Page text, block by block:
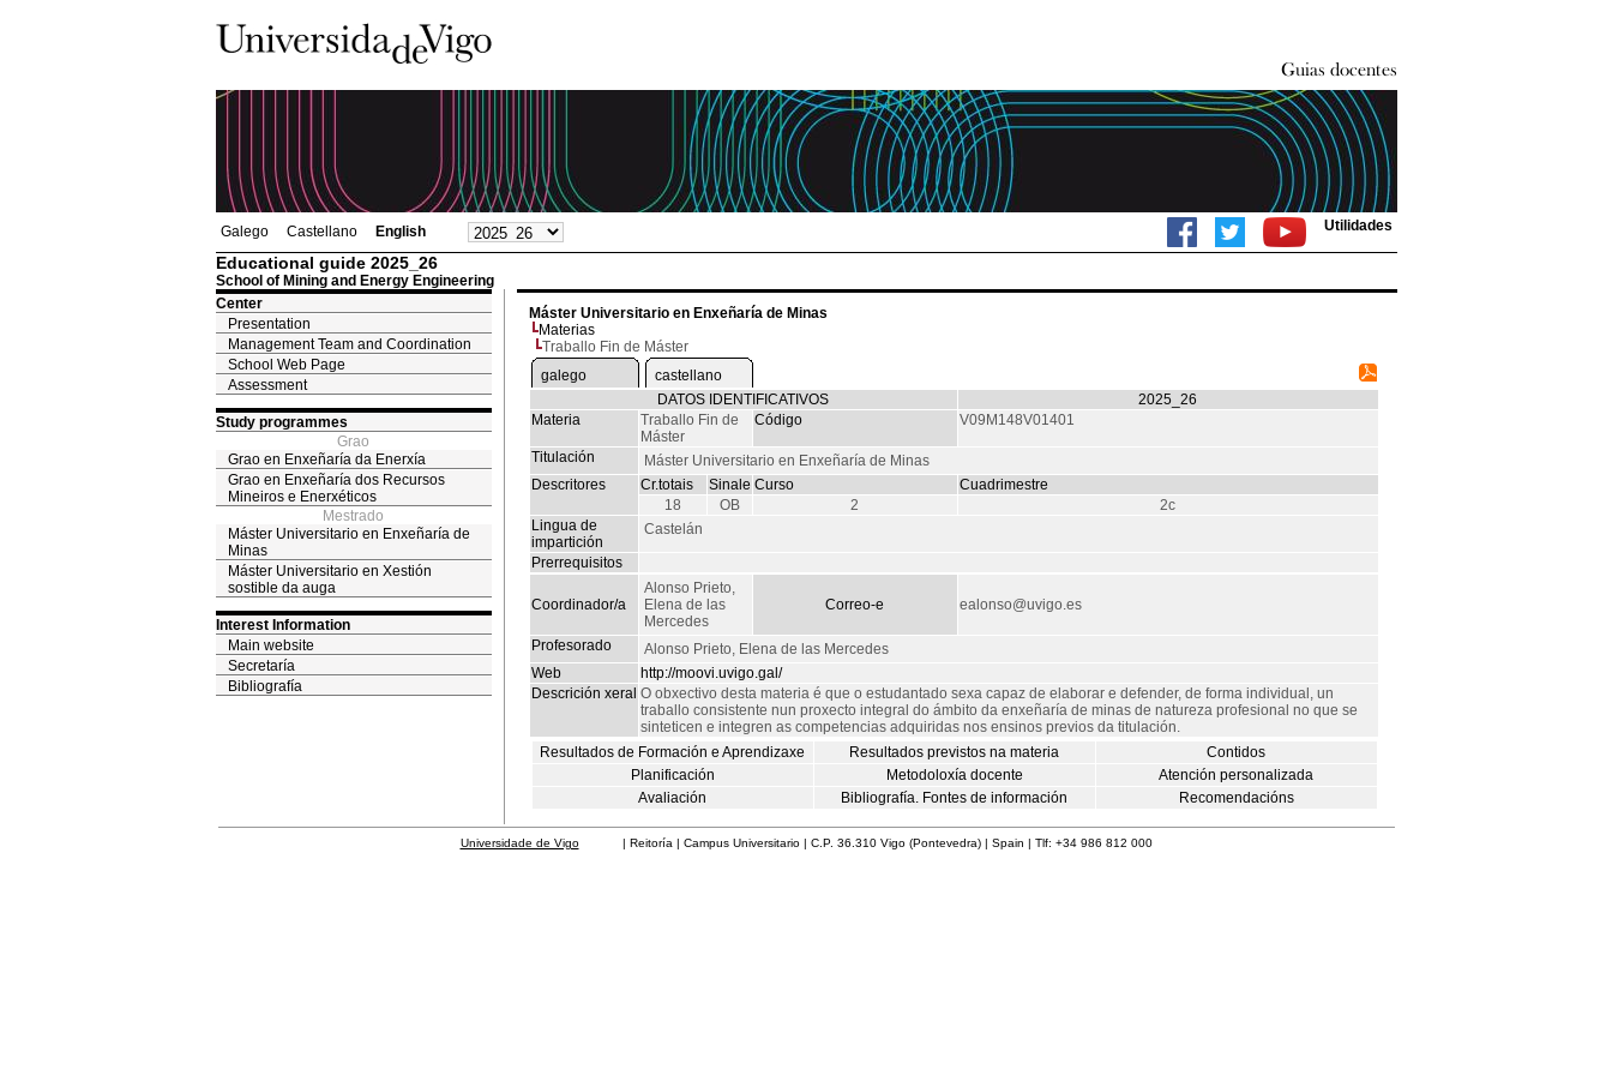
Galego Castellano English Utilidades
Educational guide 2025_26
School of Mining and Energy Engineering
Center
Presentation
Management Team and Coordination
School Web Page
Assessment
Study programmes
Grao
Grao en Enxeñaría da Enerxía
Grao en Enxeñaría dos Recursos
Mineiros e Enerxéticos
Mestrado
Máster Universitario en Enxeñaría de
Minas
Máster Universitario en Xestión
sostible da auga
Interest Information
Main website
Secretaría
Bibliografía
Máster Universitario en Enxeñaría de Minas
Materias
Traballo Fin de Máster
galego
castellano
DATOS IDENTIFICATIVOS
2025_26
Materia
Traballo Fin de
Máster
Código V09M148V01401
Titulación
Máster Universitario en Enxeñaría de Minas
Descritores
Cr.totais Sinale Curso
Cuadrimestre
18
OB 2
2c
Lingua de
impartición
Castelán
Prerrequisitos
Coordinador/a
Alonso Prieto,
Elena de las
Mercedes
Correo-e ealonso@uvigo.es
Profesorado
Alonso Prieto, Elena de las Mercedes
Web
http://moovi.uvigo.gal/
Descrición xeral O obxectivo desta materia é que o estudantado sexa capaz de elaborar e defender, de forma individual, un
traballo consistente nun proxecto integral do ámbito da enxeñaría de minas de natureza profesional no que se
sinteticen e integren as competencias adquiridas nos ensinos previos da titulación.
Resultados de Formación e Aprendizaxe
Resultados previstos na materia
Contidos
Planificación
Metodoloxía docente
Atención personalizada
Avaliación
Bibliografía. Fontes de información Recomendacións
Universidade de Vigo| Reitoría | Campus Universitario | C.P. 36.310 Vigo (Pontevedra) | Spain | Tlf: +34 986 812 000